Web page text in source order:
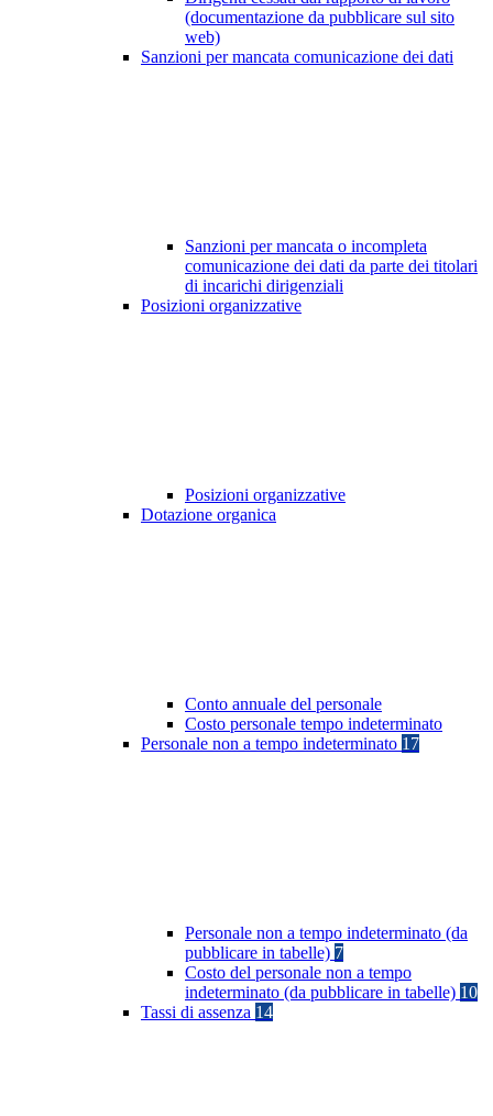
(documentazione da pubblicare sul sito
web)
Sanzioni per mancata comunicazione dei dati
Sanzioni per mancata o incompleta
comunicazione dei dati da parte dei titolari
di incarichi dirigenziali
Posizioni organizzative
Posizioni organizzative
Dotazione organica
Conto annuale del personale
Costo personale tempo indeterminato
Personale non a tempo indeterminato 17
Personale non a tempo indeterminato (da
pubblicare in tabelle) 7
Costo del personale non a tempo
indeterminato (da pubblicare in tabelle) 10
Tassi di assenza 14